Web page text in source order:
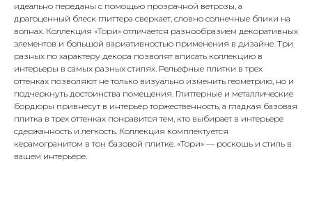
идеально переданы с помощью прозрачной ветрозы, а
драгоценный блеск глиттера сверкает, словно солнечные блики на
волнах. Коллекция «Тори» отличается разнообразием декоративных
элементов и большой вариативностью применения в дизайне. Три
разных по характеру декора позволят вписать коллекцию в
интерьеры в самых разных стилях. Рельефные плитки в трех
оттенках позволяют не только визуально изменить геометрию, но и
подчеркнуть достоинства помещения. Глиттерные и металлические
бордюры привнесут в интерьер торжественность, а гладкая базовая
плитка в трех оттенках понравится тем, кто выбирает в интерьере
сдержанность и легкость. Коллекция комплектуется
керамогранитом в тон базовой плитке. «Тори» — роскошь и стиль в
вашем интерьере.